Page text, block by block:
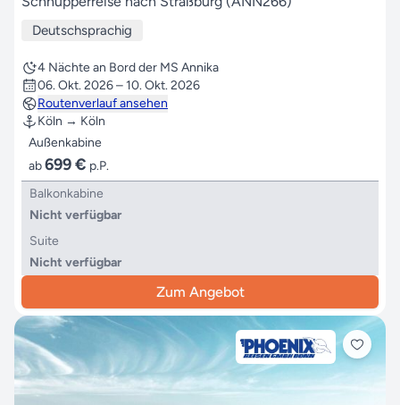
Deutschsprachig
4 Nächte an Bord der MS Annika
06. Okt. 2026 – 10. Okt. 2026
Routenverlauf ansehen
Köln → Köln
Außenkabine
ab699 € p.P.
Balkonkabine
Nicht verfügbar
Suite
Nicht verfügbar
Zum Angebot